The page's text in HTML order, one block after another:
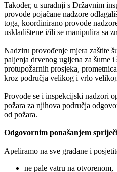
Također, u suradnji s Državnim
provode pojačane nadzore
toga, koordinirano provode
uskladištene i/ili se manipulira sa
Nadziru provođenje mjera zaštite
paljenja drvenog ugljena za šume
protupožarnih prosjeka,
kroz područja velikog i vrlo
Provode se i inspekcijski nadzori
požara za njihova područja
od požara.
Odgovornim ponašanjem
Apeliramo na sve građane i
ne pale vatru na otvorenom,